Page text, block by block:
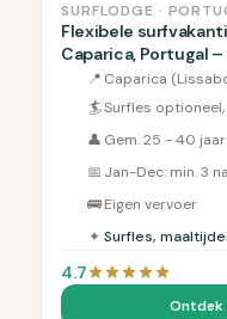
SURFLODGE ·
Flexibele
Caparica, Portugal
sfeervolle surf
en Lissabon
📍 Caparica
🏄Surfles
👤 Gem. 25 - 40 jaar
📅 Jan-Dec: min. 3
🚌Eigen vervoer
✦ Surfles,
4.7
Ontdek